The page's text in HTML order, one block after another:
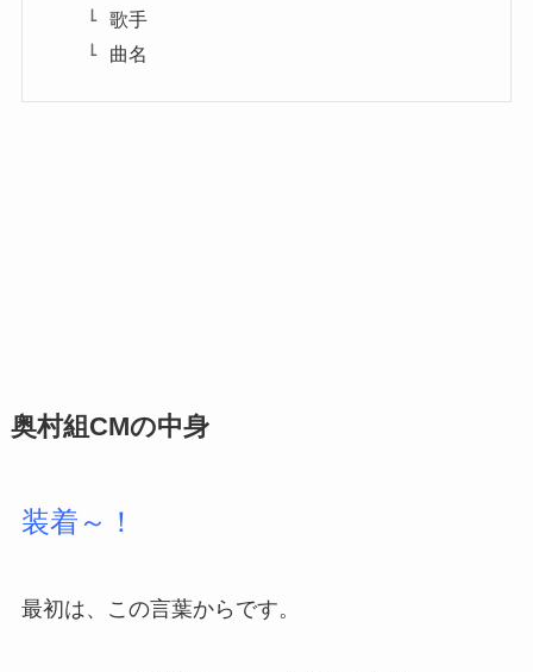
歌手
曲名
奥村組CMの中身
装着～！
最初は、この言葉からです。